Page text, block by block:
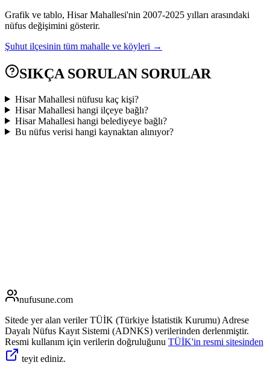
Grafik ve tablo, HisarMahallesi'nin 2007-2025 yılları arasındaki
nüfus değişimini gösterir.
Şuhut ilçesinin tüm mahalle ve köyleri →
SIKÇA SORULAN SORULAR
Hisar Mahallesi nüfusu kaç kişi?
Hisar Mahallesi hangi ilçeye bağlı?
Hisar Mahallesi hangi belediyeye bağlı?
Bu nüfus verisi hangi kaynaktan alınıyor?
nufusune.com
Sitede yer alan veriler TÜİK (Türkiye İstatistik Kurumu) Adrese
Dayalı Nüfus Kayıt Sistemi (ADNKS) verilerinden derlenmiştir.
Resmi kullanım için verilerin doğruluğunu TÜİK'in resmi sitesinden
teyit ediniz.